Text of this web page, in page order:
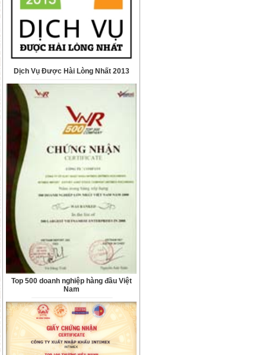
Dịch Vụ Được Hài Lòng Nhất 2013
Top 500 doanh nghiệp hàng đầu Việt
Nam